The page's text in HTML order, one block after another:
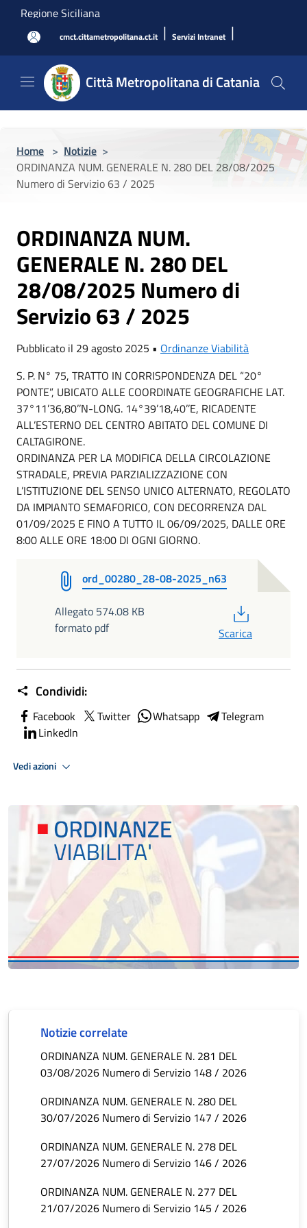
Salta al contenuto principale
Regione Siciliana
cmct.cittametropolitana.ct.it | Servizi Intranet |
Città Metropolitana di Catania
Home > Notizie >
ORDINANZA NUM. GENERALE N. 280 DEL 28/08/2025
Numero di Servizio 63 / 2025
ORDINANZA NUM.
GENERALE N. 280 DEL
28/08/2025 Numero di
Servizio 63 / 2025
Pubblicato il 29 agosto 2025 • Ordinanze Viabilità
S. P. N° 75, TRATTO IN CORRISPONDENZA DEL “20°
PONTE”, UBICATO ALLE COORDINATE GEOGRAFICHE LAT.
37°11’36,80’’N-LONG. 14°39’18,40’’E, RICADENTE
ALL’ESTERNO DEL CENTRO ABITATO DEL COMUNE DI
CALTAGIRONE.
ORDINANZA PER LA MODIFICA DELLA CIRCOLAZIONE
STRADALE, PREVIA PARZIALIZZAZIONE CON
L’ISTITUZIONE DEL SENSO UNICO ALTERNATO, REGOLATO
DA IMPIANTO SEMAFORICO, CON DECORRENZA DAL
01/09/2025 E FINO A TUTTO IL 06/09/2025, DALLE ORE
8:00 ALLE ORE 18:00 DI OGNI GIORNO.
ord_00280_28-08-2025_n63
Allegato 574.08 KB
formato pdf
Scarica
Condividi:
Facebook Twitter Whatsapp
Telegram
LinkedIn
Vedi azioni
Notizie correlate
ORDINANZA NUM. GENERALE N. 281 DEL
03/08/2026 Numero di Servizio 148 / 2026
ORDINANZA NUM. GENERALE N. 280 DEL
30/07/2026 Numero di Servizio 147 / 2026
ORDINANZA NUM. GENERALE N. 278 DEL
27/07/2026 Numero di Servizio 146 / 2026
ORDINANZA NUM. GENERALE N. 277 DEL
21/07/2026 Numero di Servizio 145 / 2026